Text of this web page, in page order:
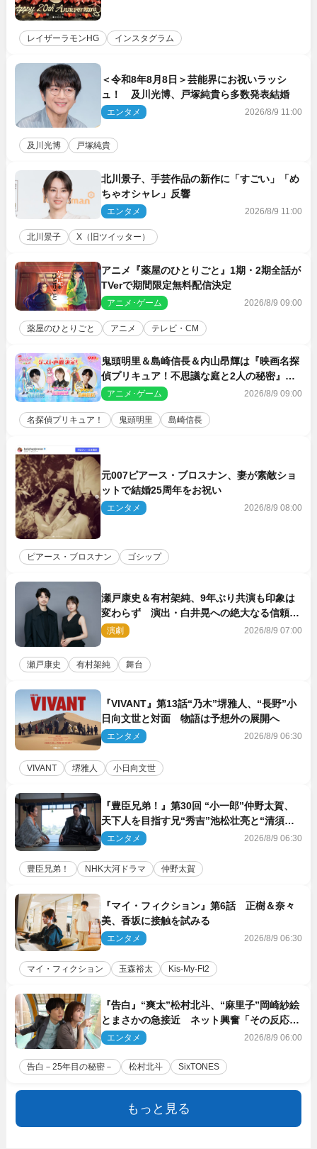
レイザーラモンHG インスタグラム
＜令和8年8月8日＞芸能界にお祝いラッシ
ュ！ 及川光博、戸塚純貴ら多数発表結婚
エンタメ 2026/8/9 11:00
及川光博 戸塚純貴
北川景子、手芸作品の新作に「すごい」「め
ちゃオシャレ」反響
エンタメ 2026/8/9 11:00
北川景子 X（旧ツイッター）
アニメ『薬屋のひとりごと』1期・2期全話が
TVerで期間限定無料配信決定
アニメ･ゲーム 2026/8/9 09:00
薬屋のひとりごと アニメ テレビ・CM
鬼頭明里＆島崎信長＆内山昂輝は『映画名探
偵プリキュア！不思議な庭と2人の秘密』ゲ
スト声優に決定
アニメ･ゲーム 2026/8/9 09:00
名探偵プリキュア！ 鬼頭明里 島崎信長
元007ピアース・ブロスナン、妻が素敵ショ
ットで結婚25周年をお祝い
エンタメ 2026/8/9 08:00
ピアース・ブロスナン ゴシップ
瀬戸康史＆有村架純、9年ぶり共演も印象は
変わらず 演出・白井晃への絶大なる信頼を
胸に舞台『キュー』に挑む
演劇 2026/8/9 07:00
瀬戸康史 有村架純 舞台
『VIVANT』第13話“乃木”堺雅人、“長野”小
日向文世と対面 物語は予想外の展開へ
エンタメ 2026/8/9 06:30
VIVANT 堺雅人 小日向文世
『豊臣兄弟！』第30回 “小一郎”仲野太賀、
天下人を目指す兄“秀吉”池松壮亮と“清須会
議”へ
エンタメ 2026/8/9 06:30
豊臣兄弟！ NHK大河ドラマ 仲野太賀
『マイ・フィクション』第6話 正樹＆奈々
美、香坂に接触を試みる
エンタメ 2026/8/9 06:30
マイ・フィクション 玉森裕太 Kis‐My‐Ft2
『告白』“爽太”松村北斗、“麻里子”岡崎紗絵
とまさかの急接近 ネット興奮「その反応
は」「いいの!?」（ネタバレあり）
エンタメ 2026/8/9 06:00
告白－25年目の秘密－ 松村北斗 SixTONES
もっと見る